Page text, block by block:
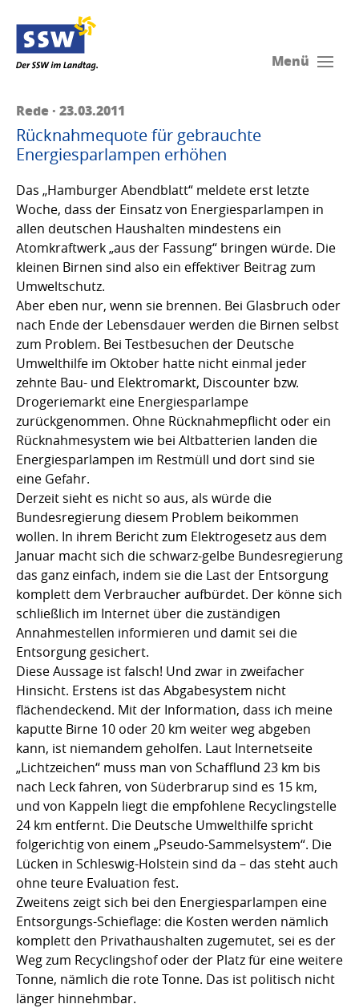
Menü
Rede · 23.03.2011
Rücknahmequote für gebrauchte
Energiesparlampen erhöhen
Das „Hamburger Abendblatt“ meldete erst letzte
Woche, dass der Einsatz von Energiesparlampen in
allen deutschen Haushalten mindestens ein
Atomkraftwerk „aus der Fassung“ bringen würde. Die
kleinen Birnen sind also ein effektiver Beitrag zum
Umweltschutz.
Aber eben nur, wenn sie brennen. Bei Glasbruch oder
nach Ende der Lebensdauer werden die Birnen selbst
zum Problem. Bei Testbesuchen der Deutsche
Umwelthilfe im Oktober hatte nicht einmal jeder
zehnte Bau- und Elektromarkt, Discounter bzw.
Drogeriemarkt eine Energiesparlampe
zurückgenommen. Ohne Rücknahmepflicht oder ein
Rücknahmesystem wie bei Altbatterien landen die
Energiesparlampen im Restmüll und dort sind sie
eine Gefahr.
Derzeit sieht es nicht so aus, als würde die
Bundesregierung diesem Problem beikommen
wollen. In ihrem Bericht zum Elektrogesetz aus dem
Januar macht sich die schwarz-gelbe Bundesregierung
das ganz einfach, indem sie die Last der Entsorgung
komplett dem Verbraucher aufbürdet. Der könne sich
schließlich im Internet über die zuständigen
Annahmestellen informieren und damit sei die
Entsorgung gesichert.
Diese Aussage ist falsch! Und zwar in zweifacher
Hinsicht. Erstens ist das Abgabesystem nicht
flächendeckend. Mit der Information, dass ich meine
kaputte Birne 10 oder 20 km weiter weg abgeben
kann, ist niemandem geholfen. Laut Internetseite
„Lichtzeichen“ muss man von Schafflund 23 km bis
nach Leck fahren, von Süderbrarup sind es 15 km,
und von Kappeln liegt die empfohlene Recyclingstelle
24 km entfernt. Die Deutsche Umwelthilfe spricht
folgerichtig von einem „Pseudo-Sammelsystem“. Die
Lücken in Schleswig-Holstein sind da – das steht auch
ohne teure Evaluation fest.
Zweitens zeigt sich bei den Energiesparlampen eine
Entsorgungs-Schieflage: die Kosten werden nämlich
komplett den Privathaushalten zugemutet, sei es der
Weg zum Recyclingshof oder der Platz für eine weitere
Tonne, nämlich die rote Tonne. Das ist politisch nicht
länger hinnehmbar.